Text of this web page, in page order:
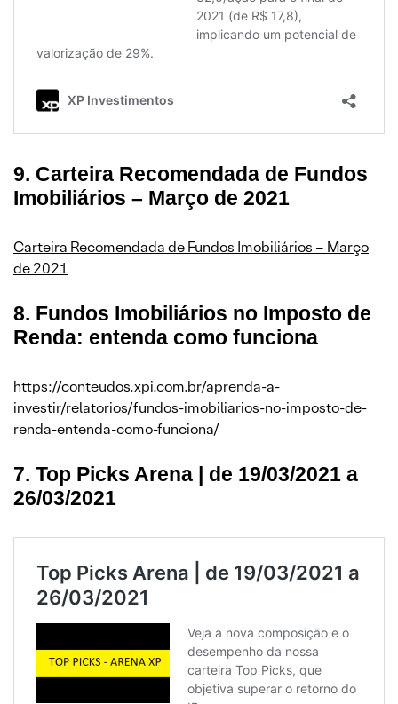
9. Carteira Recomendada de Fundos
Imobiliários – Março de 2021
Carteira Recomendada de Fundos Imobiliários – Março
de 2021
8. Fundos Imobiliários no Imposto de
Renda: entenda como funciona
https://conteudos.xpi.com.br/aprenda-a-
investir/relatorios/fundos-imobiliarios-no-imposto-de-
renda-entenda-como-funciona/
7. Top Picks Arena | de 19/03/2021 a
26/03/2021